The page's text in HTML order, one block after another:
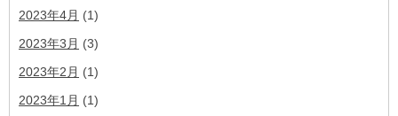
2023年4月 (1)
2023年3月 (3)
2023年2月 (1)
2023年1月 (1)